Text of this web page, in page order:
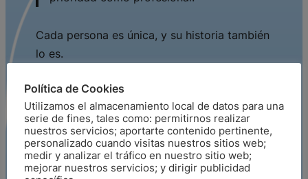
Cada persona es única, y su historia también
lo es.
Por ello realizo una investigación exhaustiva
de cada caso para intervenir con las técnicas
adecuadas para cada persona.
Ningún tratamiento es igual que otro.
Política de Cookies
Utilizamos el almacenamiento local de datos para una
serie de fines, tales como: permitirnos realizar
nuestros servicios; aportarte contenido pertinente,
personalizado cuando visitas nuestros sitios web;
medir y analizar el tráfico en nuestro sitio web;
mejorar nuestros servicios; y dirigir publicidad